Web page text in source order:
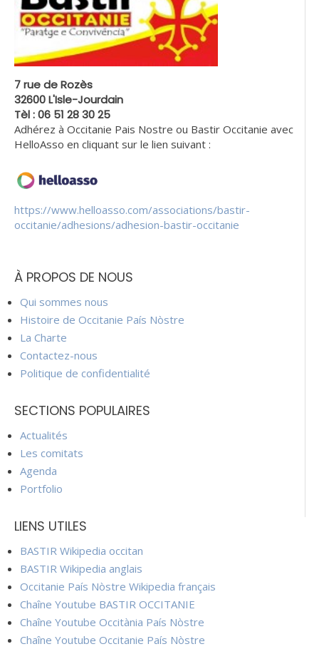
7 rue de Rozès
32600 L'Isle-Jourdain
Tèl : 06 51 28 30 25
Adhérez à Occitanie Pais Nostre ou Bastir Occitanie avec
HelloAsso en cliquant sur le lien suivant :
https://www.helloasso.com/associations/bastir-
occitanie/adhesions/adhesion-bastir-occitanie
À PROPOS DE NOUS
Qui sommes nous
Histoire de Occitanie País Nòstre
La Charte
Contactez-nous
Politique de confidentialité
SECTIONS POPULAIRES
Actualités
Les comitats
Agenda
Portfolio
LIENS UTILES
BASTIR Wikipedia occitan
BASTIR Wikipedia anglais
Occitanie País Nòstre Wikipedia français
Chaîne Youtube BASTIR OCCITANIE
Chaîne Youtube Occitània País Nòstre
Chaîne Youtube Occitanie País Nòstre